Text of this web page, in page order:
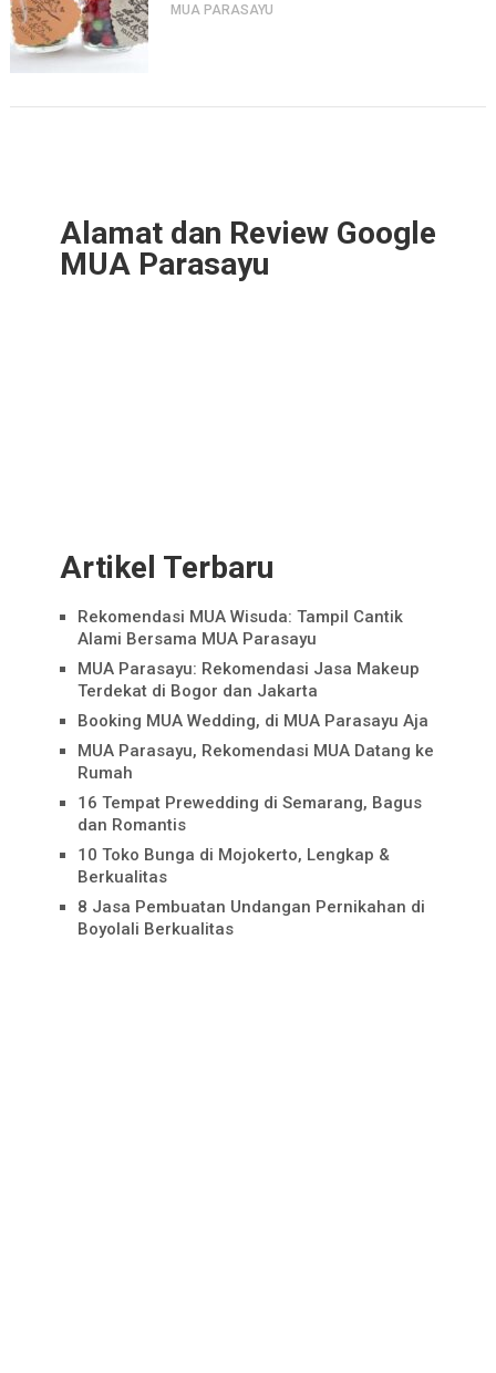
MUA PARASAYU
Alamat dan Review Google
MUA Parasayu
Artikel Terbaru
Rekomendasi MUA Wisuda: Tampil Cantik
Alami Bersama MUA Parasayu
MUA Parasayu: Rekomendasi Jasa Makeup
Terdekat di Bogor dan Jakarta
Booking MUA Wedding, di MUA Parasayu Aja
MUA Parasayu, Rekomendasi MUA Datang ke
Rumah
16 Tempat Prewedding di Semarang, Bagus
dan Romantis
10 Toko Bunga di Mojokerto, Lengkap &
Berkualitas
8 Jasa Pembuatan Undangan Pernikahan di
Boyolali Berkualitas